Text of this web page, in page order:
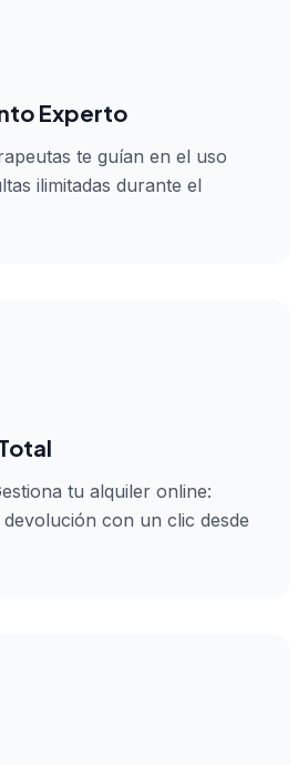
Experto
te guían en el uso
ilimitadas durante el
tu alquiler online:
con un clic desde